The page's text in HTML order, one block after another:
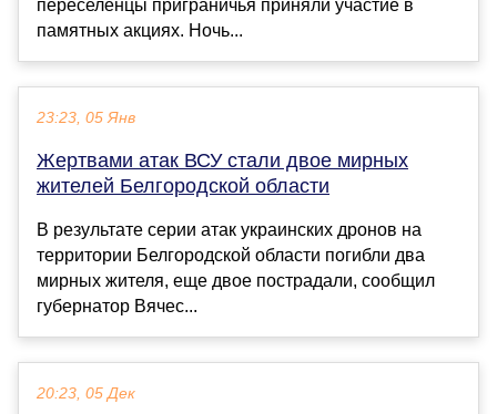
переселенцы приграничья приняли участие в
памятных акциях. Ночь...
23:23, 05 Янв
Жертвами атак ВСУ стали двое мирных
жителей Белгородской области
В результате серии атак украинских дронов на
территории Белгородской области погибли два
мирных жителя, еще двое пострадали, сообщил
губернатор Вячес...
20:23, 05 Дек